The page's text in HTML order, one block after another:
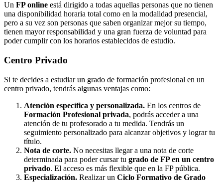
Un FP online está dirigido a todas aquellas personas que no tienen
una disponibilidad horaria total como en la modalidad presencial,
pero a su vez son personas que saben organizar mejor su tiempo,
tienen mayor responsabilidad y una gran fuerza de voluntad para
poder cumplir con los horarios establecidos de estudio.
Centro Privado
Si te decides a estudiar un grado de formación profesional en un
centro privado, tendrás algunas ventajas como:
Atención específica y personalizada. En los centros de
Formación Profesional privada, podrás acceder a una
atención de tu profesorado a tu medida. Tendrás un
seguimiento personalizado para alcanzar objetivos y lograr tu
título.
Nota de corte. No necesitas llegar a una nota de corte
determinada para poder cursar tu grado de FP en un centro
privado. El acceso es más flexible que en la FP pública.
Especialización. Realizar un Ciclo Formativo de Grado